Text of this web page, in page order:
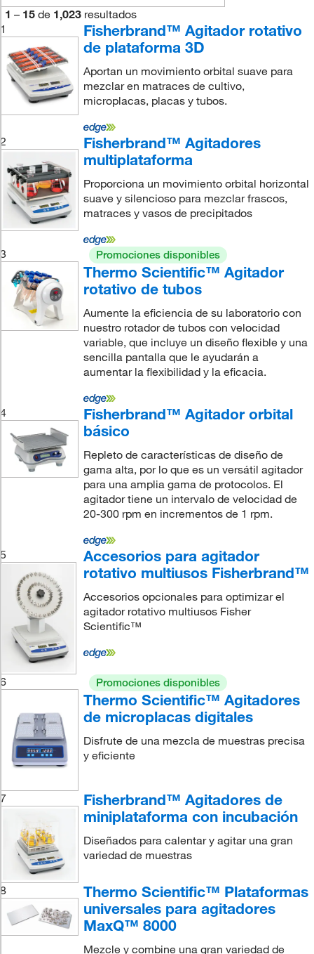
1 – 15 de 1,023 resultados
1
Fisherbrand™ Agitador rotativo
de plataforma 3D
Aportan un movimiento orbital suave para
mezclar en matraces de cultivo,
microplacas, placas y tubos.
2
Fisherbrand™ Agitadores
multiplataforma
Proporciona un movimiento orbital horizontal
suave y silencioso para mezclar frascos,
matraces y vasos de precipitados
3 Promociones disponibles
Thermo Scientific™ Agitador
rotativo de tubos
Aumente la eficiencia de su laboratorio con
nuestro rotador de tubos con velocidad
variable, que incluye un diseño flexible y una
sencilla pantalla que le ayudarán a
aumentar la flexibilidad y la eficacia.
4
Fisherbrand™ Agitador orbital
básico
Repleto de características de diseño de
gama alta, por lo que es un versátil agitador
para una amplia gama de protocolos. El
agitador tiene un intervalo de velocidad de
20-300 rpm en incrementos de 1 rpm.
5
Accesorios para agitador
rotativo multiusos Fisherbrand™
Accesorios opcionales para optimizar el
agitador rotativo multiusos Fisher
Scientific™
6 Promociones disponibles
Thermo Scientific™ Agitadores
de microplacas digitales
Disfrute de una mezcla de muestras precisa
y eficiente
7
Fisherbrand™ Agitadores de
miniplataforma con incubación
Diseñados para calentar y agitar una gran
variedad de muestras
8
Thermo Scientific™ Plataformas
universales para agitadores
MaxQ™ 8000
Mezcle y combine una gran variedad de